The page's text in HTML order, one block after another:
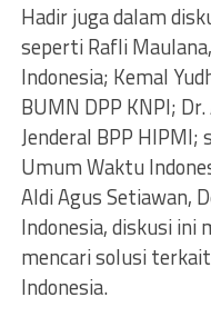
Hadir juga dalam
seperti Rafli
Indonesia; Kemal
BUMN DPP KNPI;
Jenderal BPP
Umum Waktu
Aldi Agus Setiawan,
Indonesia, diskusi ini
mencari solusi
Indonesia.